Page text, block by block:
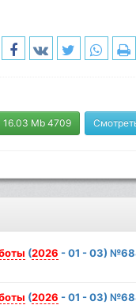
16.03 Mb 4709
(2026 - 01 - 03)
(2026 - 01 - 03)